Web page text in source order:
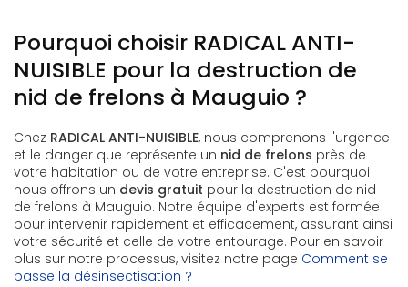
Pourquoi choisir RADICAL ANTI-
NUISIBLE pour la destruction de
nid de frelons à Mauguio ?
Chez RADICAL ANTI-NUISIBLE, nous comprenons l'urgence
et le danger que représente un nid de frelons près de
votre habitation ou de votre entreprise. C'est pourquoi
nous offrons un devis gratuit pour la destruction de nid
de frelons à Mauguio. Notre équipe d'experts est formée
pour intervenir rapidement et efficacement, assurant ainsi
votre sécurité et celle de votre entourage. Pour en savoir
plus sur notre processus, visitez notre page Comment se
passe la désinsectisation ?